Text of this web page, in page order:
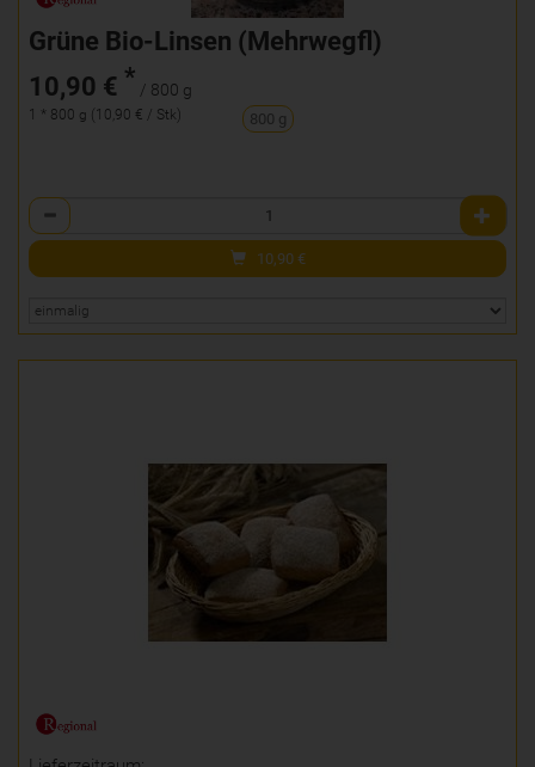
Grüne Bio-Linsen (Mehrwegfl)
10,90 € * / 800 g
1 * 800 g (10,90 € / Stk) 800 g
Anzahl
10,90 €